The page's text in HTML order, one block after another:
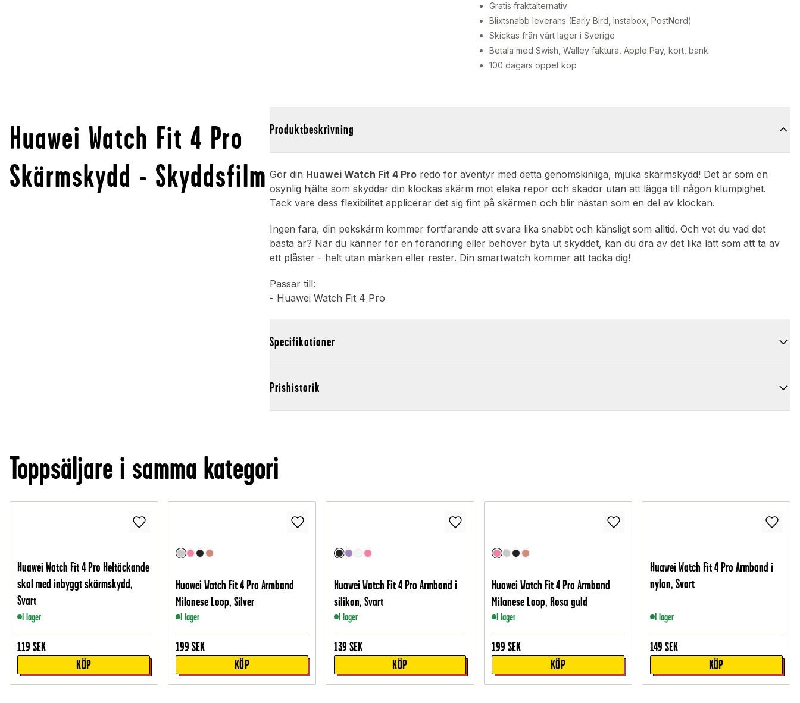
Gratis fraktalternativ
Blixtsnabb leverans (Early Bird, Instabox, PostNord)
Skickas från vårt lager i Sverige
Betala med Swish, Walley faktura, Apple Pay, kort, bank
100 dagars öppet köp
Huawei Watch Fit 4 Pro
Skärmskydd - Skyddsfilm
Produktbeskrivning
Gör din Huawei Watch Fit 4 Pro redo för äventyr med detta genomskinliga, mjuka skärmskydd! Det är som en
osynlig hjälte som skyddar din klockas skärm mot elaka repor och skador utan att lägga till någon klumpighet.
Tack vare dess flexibilitet applicerar det sig fint på skärmen och blir nästan som en del av klockan.
Ingen fara, din pekskärm kommer fortfarande att svara lika snabbt och känsligt som alltid. Och vet du vad det
bästa är? När du känner för en förändring eller behöver byta ut skyddet, kan du dra av det lika lätt som att ta av
ett plåster - helt utan märken eller rester. Din smartwatch kommer att tacka dig!
Passar till:
- Huawei Watch Fit 4 Pro
Specifikationer
Prishistorik
Toppsäljare i samma kategori
Huawei Watch Fit 4 Pro Heltäckande
skal med inbyggt skärmskydd,
Svart
I lager
119 SEK
KÖP
Huawei Watch Fit 4 Pro Armband
Milanese Loop, Silver
I lager
199 SEK
KÖP
Huawei Watch Fit 4 Pro Armband i
silikon, Svart
I lager
139 SEK
KÖP
Huawei Watch Fit 4 Pro Armband
Milanese Loop, Rosa guld
I lager
199 SEK
KÖP
Huawei Watch Fit 4 Pro Armband i
nylon, Svart
I lager
149 SEK
KÖP